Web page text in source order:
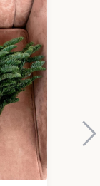
ЁЛКУ В
своей
и
выбором для
на
датской
нашей